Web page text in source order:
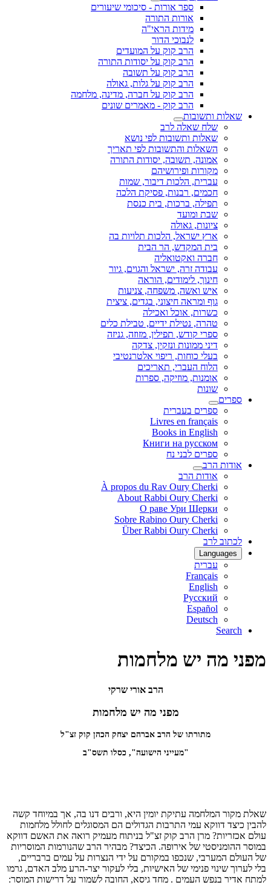
ספר אורות - סיכומי שיעורים
אורות התורה
מידות הראי"ה
לנבוכי הדור
הרב קוק על המועדים
הרב קוק על יסודות התורה
הרב קוק על תשובה
הרב קוק על גלות, גאולה
הרב קוק על חברה, מדינה, מלחמה
הרב קוק - מאמרים שונים
שאלות ותשובות
שלח שאלה לרב
שאלות ותשובות לפי נושא
השאלות והתשובות לפי תאריך
אמונה, תשובה, יסודות התורה
מקורות ופירושיהם
עברית, הלכות דיבור, שמות
חכמים, רבנות, פסיקת הלכה
תפילה, ברכות, בית כנסת
שבת ומועד
ציונות, גאולה
ארץ ישראל, הלכות תלויות בה
בית המקדש, הר הבית
חברה ואקטואליה
עבודה זרה, ישראל והגוים, גיור
חינוך, לימודים, הוראה
איש ואשה, משפחה, צניעות
גוף ומראה חיצוני, בגדים, ציצית
כשרות, אוכל ואכילה
טהרה, נטילת ידיים, טבילת כלים
ספרי קודש, תפילין, מזוזה, גניזה
דיני ממונות ונזקין, צדקה
בעלי כוחות, ריפוי אלטרנטיבי
הלוח העברי, תאריכים
אומנות, מוזיקה, ספרות
שונות
ספרים
ספרים בעברית
Livres en français
Books in English
Книги на русском
ספרים לבני נח
אודות הרב
אודות הרב
À propos du Rav Oury Cherki
About Rabbi Oury Cherki
О раве Ури Шерки
Sobre Rabino Oury Cherki
Über Rabbi Oury Cherki
לכתוב לרב
Languages
עברית
Français
English
Русский
Español
Deutsch
Search
מפני מה יש מלחמות
הרב אורי שרקי
מפני מה יש מלחמות
מתורתו של הרב אברהם יצחק הכהן קוק זצ"ל
"מעייני הישועה", כסלו תשס"ב
שאלת מקור המלחמה עתיקת יומין היא, ורבים דנו בה, אך במיוחד קשה
להבין כיצד דווקא עמי התרבות הגדולים הם המסוגלים לחולל מלחמות
עולם אכזריות? מרן הרב קוק זצ"ל בניתוח מעמיק רואה את האשם דווקא
במוסר ההומניסטי של אירופה. הכיצד? מבהיר הרב שהנורמות המוסריות
של העולם המערבי, שנכפו במקורם על ידי הנצרות על עמים ברבריים,
בלי לערוך שינוי פנימי של האישיות, בלי לעקור יצר-הרע מלב האדם, גרמו
למתח אדיר בנפש העמים . מחד גיסא, החובה לשמור על דרישות המוסר: